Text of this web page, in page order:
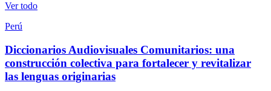
Ver todo
Perú
Diccionarios Audiovisuales Comunitarios: una
construcción colectiva para fortalecer y revitalizar
las lenguas originarias